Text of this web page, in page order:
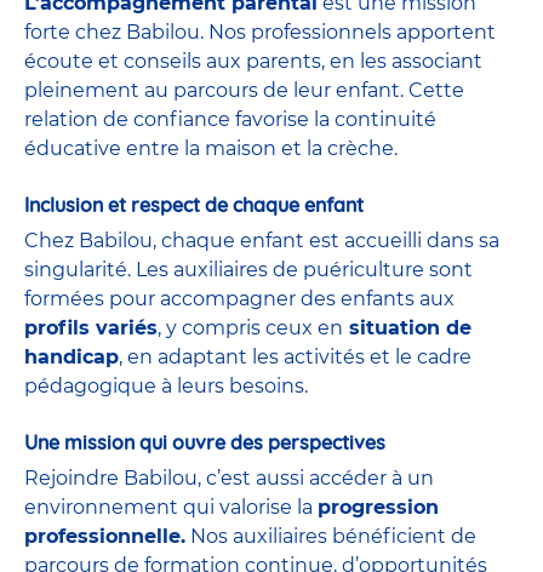
forte chez Babilou. Nos professionnels apportent
écoute et conseils aux parents, en les associant
pleinement au parcours de leur enfant. Cette
relation de confiance favorise la continuité
éducative entre la maison et la crèche.
Inclusion et respect de chaque enfant
Chez Babilou, chaque enfant est accueilli dans sa
singularité. Les auxiliaires de puériculture sont
formées pour accompagner des enfants aux
profils variés, y compris ceux en situation de
handicap, en adaptant les activités et le cadre
pédagogique à leurs besoins.
Une mission qui ouvre des perspectives
Rejoindre Babilou, c’est aussi accéder à un
environnement qui valorise la progression
professionnelle. Nos auxiliaires bénéficient de
parcours de formation continue, d’opportunités